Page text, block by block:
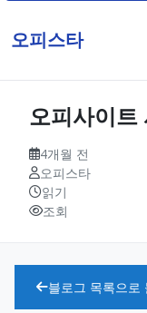
오피스타
오피사이트
4개월 전
오피스타
읽기
조회
블로그 목록으로